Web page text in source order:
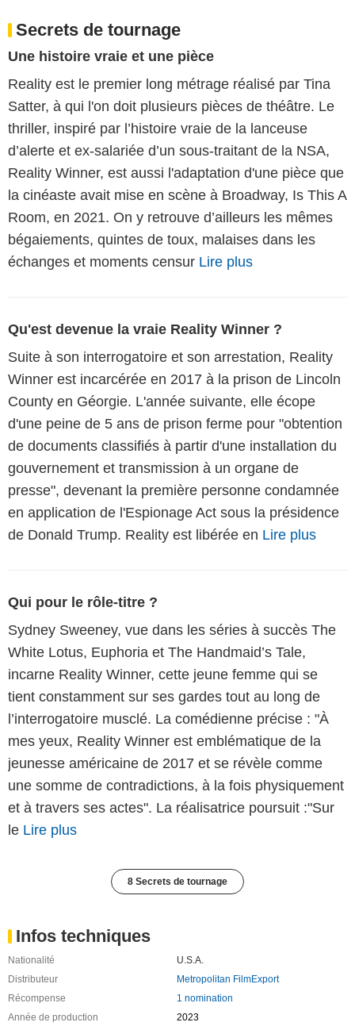
Secrets de tournage
Une histoire vraie et une pièce
Reality est le premier long métrage réalisé par Tina
Satter, à qui l'on doit plusieurs pièces de théâtre. Le
thriller, inspiré par l’histoire vraie de la lanceuse
d’alerte et ex-salariée d’un sous-traitant de la NSA,
Reality Winner, est aussi l'adaptation d'une pièce que
la cinéaste avait mise en scène à Broadway, Is This A
Room, en 2021. On y retrouve d’ailleurs les mêmes
bégaiements, quintes de toux, malaises dans les
échanges et moments censur Lire plus
Qu'est devenue la vraie Reality Winner ?
Suite à son interrogatoire et son arrestation, Reality
Winner est incarcérée en 2017 à la prison de Lincoln
County en Géorgie. L'année suivante, elle écope
d'une peine de 5 ans de prison ferme pour "obtention
de documents classifiés à partir d'une installation du
gouvernement et transmission à un organe de
presse", devenant la première personne condamnée
en application de l'Espionage Act sous la présidence
de Donald Trump. Reality est libérée en Lire plus
Qui pour le rôle-titre ?
Sydney Sweeney, vue dans les séries à succès The
White Lotus, Euphoria et The Handmaid’s Tale,
incarne Reality Winner, cette jeune femme qui se
tient constamment sur ses gardes tout au long de
l’interrogatoire musclé. La comédienne précise : "À
mes yeux, Reality Winner est emblématique de la
jeunesse américaine de 2017 et se révèle comme
une somme de contradictions, à la fois physiquement
et à travers ses actes". La réalisatrice poursuit :"Sur
le Lire plus
8 Secrets de tournage
Infos techniques
Nationalité
U.S.A.
Distributeur
Metropolitan FilmExport
Récompense
1 nomination
Année de production
2023